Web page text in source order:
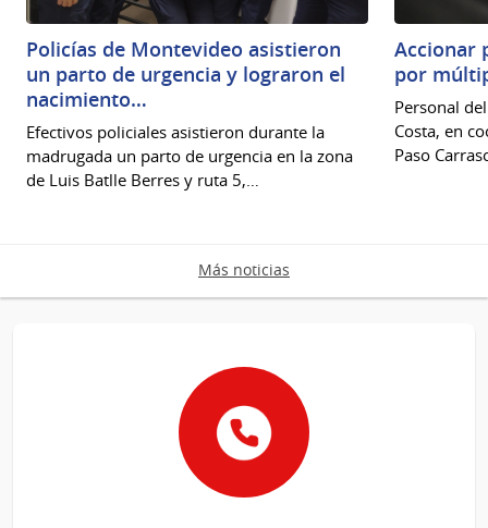
Policías de Montevideo asistieron
un parto de urgencia y lograron el
nacimiento…
Efectivos policiales asistieron durante la
madrugada un parto de urgencia en la zona
de Luis Batlle Berres y ruta 5,…
Accionar
por
Personal
Costa, en
Paso
Más noticias